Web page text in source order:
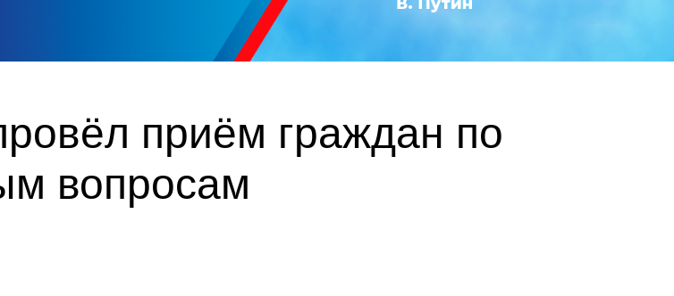
приём граждан по
вопросам